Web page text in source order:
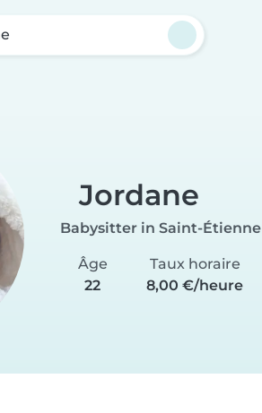
Jordane
Babysitter in Saint-Étienne
Âge
22
Taux horaire
8,00 €/heure